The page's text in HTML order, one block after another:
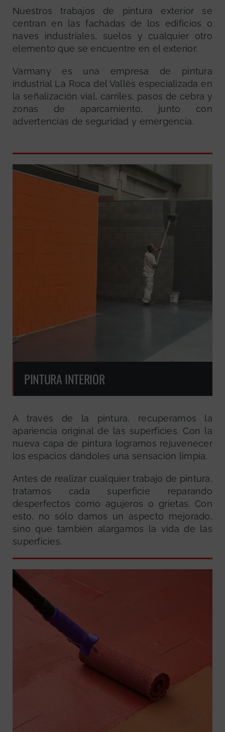
Nuestros trabajos de pintura exterior se
centran en las fachadas de los edificios o
naves industriales, suelos y cualquier otro
elemento que se encuentre en el exterior.
Varmany es una empresa de pintura
industrial La Roca del Vallès especializada en
la señalización vial, carriles, pasos de cebra y
zonas de aparcamiento, junto con
advertencias de seguridad y emergencia.
PINTURA INTERIOR
A través de la pintura, recuperamos la
apariencia original de las superficies. Con la
nueva capa de pintura logramos rejuvenecer
los espacios dándoles una sensación limpia.
Antes de realizar cualquier trabajo de pintura,
tratamos cada superficie reparando
desperfectos como agujeros o grietas. Con
esto, no sólo damos un aspecto mejorado,
sino que también alargamos la vida de las
superficies.